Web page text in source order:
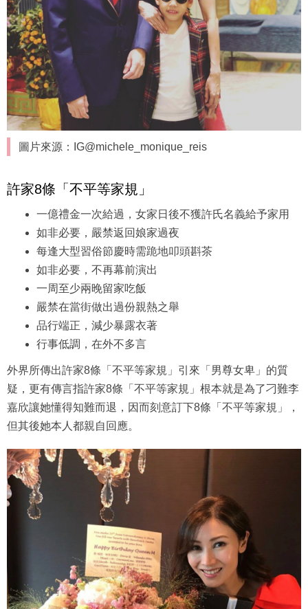
圖片來源：IG@michele_monique_reis
許家8條「不平等家規」
一億禮金一次給過，女家日後不獲許氏名義給予家用
如非必要，嚴禁返回娘家過夜
每逢大型習俗節慶時需跪地叩頭斟茶
如非必要，不再幕前演出
一周至少兩晚留家吃飯
嚴禁在當街做出過份親熱之舉
品行端正，減少暴露衣著
行事低調，在外不多言
外界所傳出許家8條「不平等家規」引來「男尊女卑」的質
疑，更有傳言指許家8條「不平等家規」根本就是為了刁難李
嘉欣讓她懂得知難而退，因而刻意訂下8條「不平等家規」，
但其後她本人都親自回應。